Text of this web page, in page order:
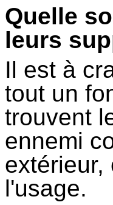
Quelle
leurs
Il est à
tout un
trouvent
ennemi
extérieur,
l'usage.